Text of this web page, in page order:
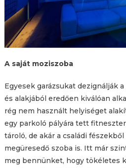
A saját moziszoba
Egyesek garázsukat dezignálják
és alakjából eredően kiválóan
rég nem használt helyiséget
egy parkoló pályára tett
tároló, de akár a családi
megüresedő szoba is. Itt már
meg bennünket, hogy tökéletes